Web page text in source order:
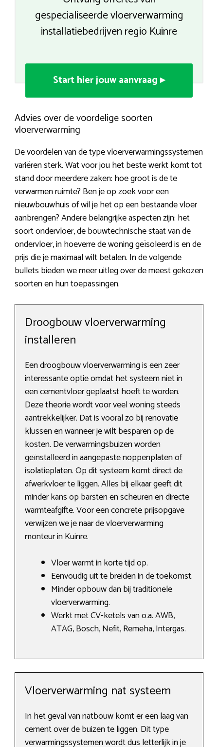
gespecialiseerde vloerverwarming
installatiebedrijven regio Kuinre
Start hier jouw aanvraag ▸
Advies over de voordelige soorten
vloerverwarming
De voordelen van de type vloerverwarmingssystemen
variëren sterk. Wat voor jou het beste werkt komt tot
stand door meerdere zaken: hoe groot is de te
verwarmen ruimte? Ben je op zoek voor een
nieuwbouwhuis of wil je het op een bestaande vloer
aanbrengen? Andere belangrijke aspecten zijn: het
soort ondervloer, de bouwtechnische staat van de
ondervloer, in hoeverre de woning geïsoleerd is en de
prijs die je maximaal wilt betalen. In de volgende
bullets bieden we meer uitleg over de meest gekozen
soorten en hun toepassingen.
Droogbouw vloerverwarming
installeren
Een droogbouw vloerverwarming is een zeer
interessante optie omdat het systeem niet in
een cementvloer geplaatst hoeft te worden.
Deze theorie wordt voor veel woning steeds
aantrekkelijker. Dat is vooral zo bij renovatie
klussen en wanneer je wilt besparen op de
kosten. De verwarmingsbuizen worden
geïnstalleerd in aangepaste noppenplaten of
isolatieplaten. Op dit systeem komt direct de
afwerkvloer te liggen. Alles bij elkaar geeft dit
minder kans op barsten en scheuren en directe
warmteafgifte. Voor een concrete prijsopgave
verwijzen we je naar de vloerverwarming
monteur in Kuinre.
Vloer warmt in korte tijd op.
Eenvoudig uit te breiden in de toekomst.
Minder opbouw dan bij traditionele
vloerverwarming.
Werkt met CV-ketels van o.a. AWB,
ATAG, Bosch, Nefit, Remeha, Intergas.
Vloerverwarming nat systeem
In het geval van natbouw komt er een laag van
cement over de buizen te liggen. Dit type
verwarmingssystemen wordt dus letterlijk in je